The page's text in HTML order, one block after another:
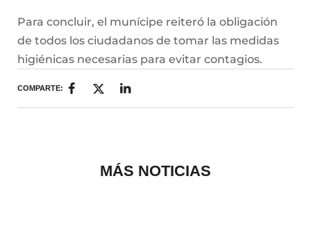
Para concluir, el munícipe reiteró la obligación
de todos los ciudadanos de tomar las medidas
higiénicas necesarias para evitar contagios.
COMPARTE:
MÁS NOTICIAS